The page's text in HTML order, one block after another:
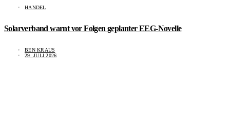
HANDEL
Solarverband warnt vor Folgen geplanter EEG-Novelle
BEN KRAUS
29. JULI 2026